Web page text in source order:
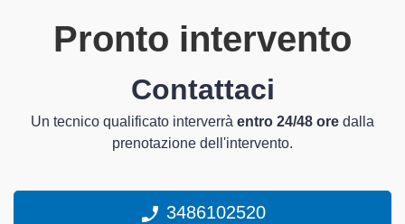
Pronto intervento
Contattaci
Un tecnico qualificato interverrà entro 24/48 ore dalla
prenotazione dell'intervento.
3486102520